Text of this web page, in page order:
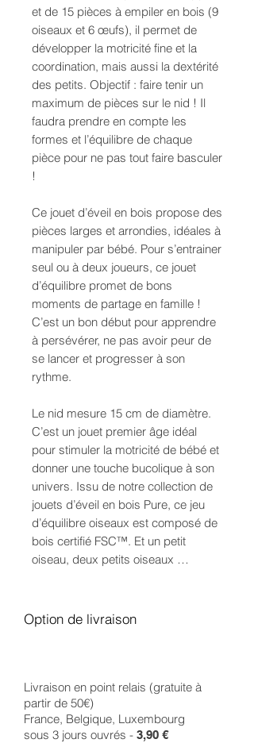
et de 15 pièces à empiler en bois (9
oiseaux et 6 œufs), il permet de
développer la motricité fine et la
coordination, mais aussi la dextérité
des petits. Objectif : faire tenir un
maximum de pièces sur le nid ! Il
faudra prendre en compte les
formes et l’équilibre de chaque
pièce pour ne pas tout faire basculer
!
Ce jouet d’éveil en bois propose des
pièces larges et arrondies, idéales à
manipuler par bébé. Pour s’entrainer
seul ou à deux joueurs, ce jouet
d’équilibre promet de bons
moments de partage en famille !
C’est un bon début pour apprendre
à persévérer, ne pas avoir peur de
se lancer et progresser à son
rythme.
Le nid mesure 15 cm de diamètre.
C’est un jouet premier âge idéal
pour stimuler la motricité de bébé et
donner une touche bucolique à son
univers. Issu de notre collection de
jouets d’éveil en bois Pure, ce jeu
d’équilibre oiseaux est composé de
bois certifié FSC™. Et un petit
oiseau, deux petits oiseaux …
Option de livraison
Livraison en point relais (gratuite à
partir de 50€)
France, Belgique, Luxembourg
sous 3 jours ouvrés - 3,90 €